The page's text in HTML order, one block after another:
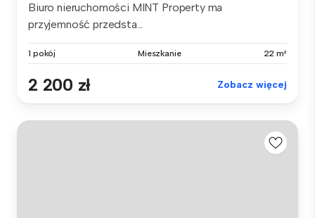
Biuro nieruchomości MINT Property ma
przyjemność przedsta...
1 pokój Mieszkanie 22 m²
2 200 zł Zobacz więcej